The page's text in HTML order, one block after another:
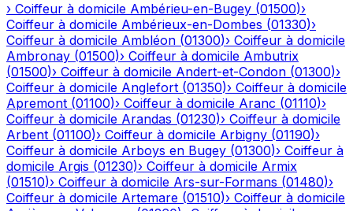
› Coiffeur à domicile Ambérieu-en-Bugey (01500)›
Coiffeur à domicile Ambérieux-en-Dombes (01330)›
Coiffeur à domicile Ambléon (01300)› Coiffeur à domicile
Ambronay (01500)› Coiffeur à domicile Ambutrix
(01500)› Coiffeur à domicile Andert-et-Condon (01300)›
Coiffeur à domicile Anglefort (01350)› Coiffeur à domicile
Apremont (01100)› Coiffeur à domicile Aranc (01110)›
Coiffeur à domicile Arandas (01230)› Coiffeur à domicile
Arbent (01100)› Coiffeur à domicile Arbigny (01190)›
Coiffeur à domicile Arboys en Bugey (01300)› Coiffeur à
domicile Argis (01230)› Coiffeur à domicile Armix
(01510)› Coiffeur à domicile Ars-sur-Formans (01480)›
Coiffeur à domicile Artemare (01510)› Coiffeur à domicile